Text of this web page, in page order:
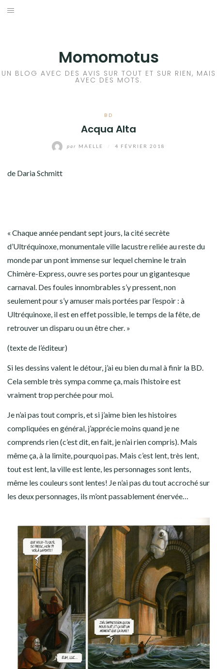
Aller
Momomotus
UN BLOG AVEC DES AVIS SUR TOUT ET SUR RIEN, MAIS
AVEC DES MOTS.
BD
Acqua Alta
par MAELLE 4 FÉVRIER 2018
de Daria Schmitt
« Chaque année pendant sept jours, la cité secrète
d’Ultréquinoxe, monumentale ville lacustre reliée au reste du
monde par un pont immense sur lequel chemine le train
Chimère-Express, ouvre ses portes pour un gigantesque
carnaval. Des foules innombrables s’y pressent, non
seulement pour s’y amuser mais portées par l’espoir : à
Ultréquinoxe, il est en effet possible, le temps de la fête, de
retrouver un disparu ou un être cher. »
(texte de l’éditeur)
Si les dessins valent le détour, j’ai eu bien du mal à finir la BD.
Cela semble très sympa comme ça, mais l’histoire est
vraiment trop perchée pour moi.
Je n’ai pas tout compris, et si j’aime bien les histoires
compliquées en général, j’apprécie moins quand je ne
comprends rien (c’est dit, en fait, je n’ai rien compris). Mais
même ça, à la limite, pourquoi pas. Mais c’est lent, très lent,
tout est lent, la ville est lente, les personnages sont lents,
même les couleurs sont lentes! Je n’ai pas du tout accroché sur
les deux personnages, ils m’ont passablement énervée…
FILM
A PROPOS